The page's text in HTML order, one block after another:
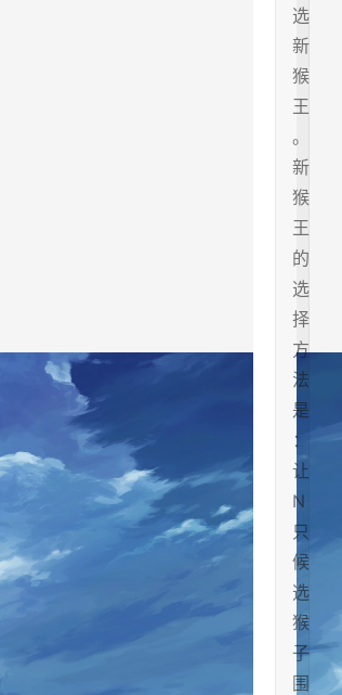
选
新
猴
王
。
新
猴
王
的
选
择
方
法
是
：
让
N
只
候
选
猴
子
围